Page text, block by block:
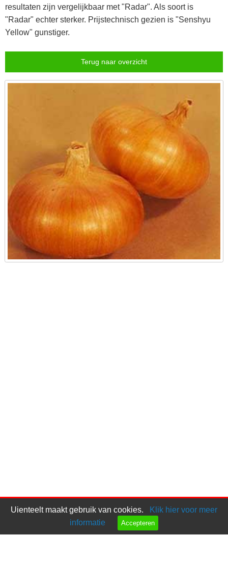
resultaten zijn vergelijkbaar met "Radar". Als soort is
"Radar" echter sterker. Prijstechnisch gezien is "Senshyu
Yellow" gunstiger.
Terug naar overzicht
Uienteelt maakt gebruik van cookies.
Klik hier voor meer
informatie
Accepteren